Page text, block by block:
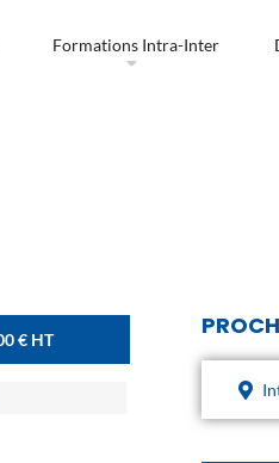
Formations Intra-Inter
€HT